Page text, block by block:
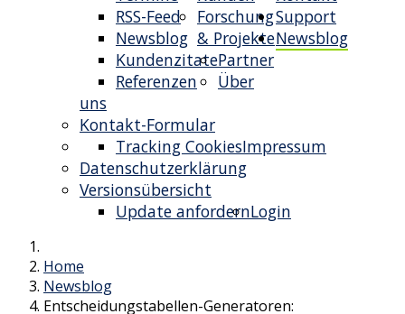
RSS-Feed
Newsblog
Kundenzitate
Referenzen
Forschung
& Projekte
Partner
Über
uns
Kontakt-Formular
Impressum
Tracking Cookies
Datenschutzerklärung
Support
Versionsübersicht
Update anfordernLogin
Newsblog
Home
Newsblog
Entscheidungstabellen-Generatoren: